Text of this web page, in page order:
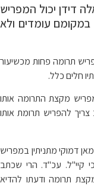
דידן יכול המפריש
עומדים ולא
תרומה פחות מכשיעור
חלים כלל.
מקצת התרומה אותו
להפריש תרומת אותו
דמוקי מתניתין במפריש
קיי"ל. עכ"ד. הרי שכתב
תרומה ודעתו להדיא